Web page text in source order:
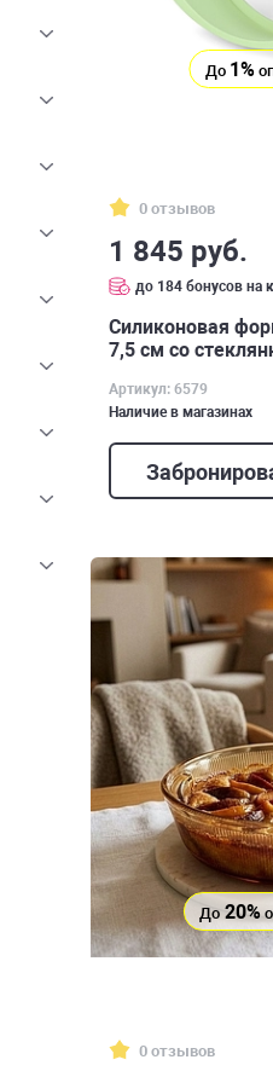
До 1%
0 отзывов
1 845 руб.
до 184 бонусов на
Силиконовая
7,5 см со
Артикул: 6579
Наличие в магазинах
До 20%
0 отзывов